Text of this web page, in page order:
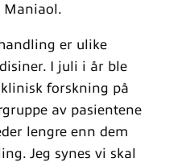
Maniaol.
er ulike
I juli i år ble
forskning på
av pasientene
lengre enn dem
Jeg synes vi skal